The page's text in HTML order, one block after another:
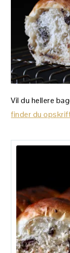
Vil du hellere
finder du